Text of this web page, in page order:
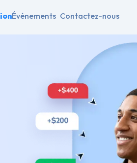
Événements Contactez-nous